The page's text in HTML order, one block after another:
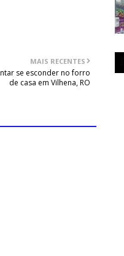
MAIS RECENTES
se esconder no forro
de casa em Vilhena, RO